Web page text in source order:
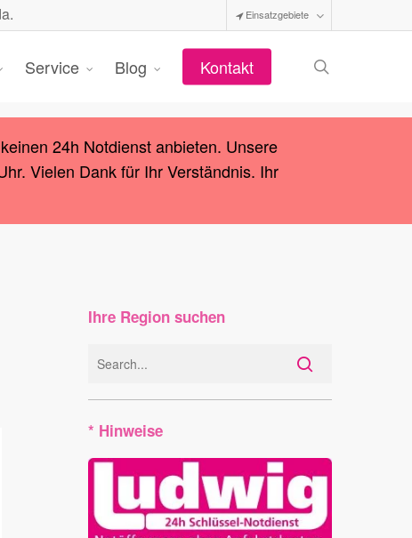
Einsatzgebiete
Service Blog Kontakt
24h Notdienst anbieten. Unsere
Vielen Dank für Ihr Verständnis. Ihr
Ihre Region suchen
* Hinweise